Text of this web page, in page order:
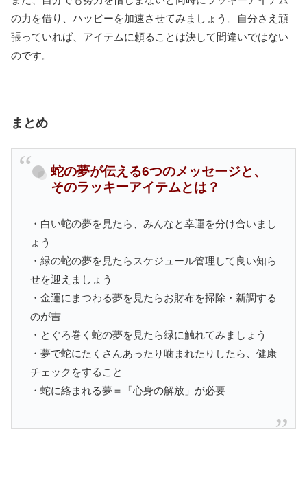
の力を借り、ハッピーを加速させてみましょう。自分さえ頑
張っていれば、アイテムに頼ることは決して間違いではない
のです。
まとめ
蛇の夢が伝える6つのメッセージと、
そのラッキーアイテムとは？
・白い蛇の夢を見たら、みんなと幸運を分け合いまし
ょう
・緑の蛇の夢を見たらスケジュール管理して良い知ら
せを迎えましょう
・金運にまつわる夢を見たらお財布を掃除・新調する
のが吉
・とぐろ巻く蛇の夢を見たら緑に触れてみましょう
・夢で蛇にたくさんあったり噛まれたりしたら、健康
チェックをすること
・蛇に絡まれる夢＝「心身の解放」が必要